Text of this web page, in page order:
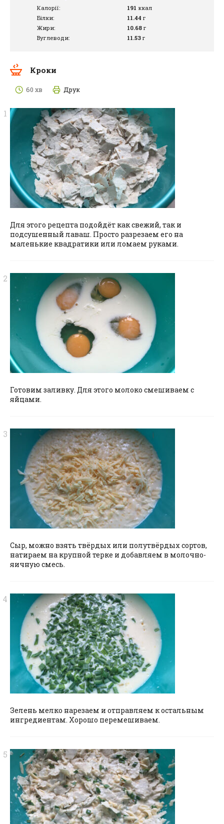
Калорії: 191 ккал
Білки:
11.44 г
Жири:
10.68 г
Вуглеводи:
11.53 г
Кроки
60 хв Друк
Для этого рецепта подойдёт как свежий, так и
подсушенный лаваш. Просто разрезаем его на
маленькие квадратики или ломаем руками.
Готовим заливку. Для этого молоко смешиваем с
яйцами.
Сыр, можно взять твёрдых или полутвёрдых сортов,
натираем на крупной терке и добавляем в молочно-
яичную смесь.
Зелень мелко нарезаем и отправляем к остальным
ингредиентам. Хорошо перемешиваем.